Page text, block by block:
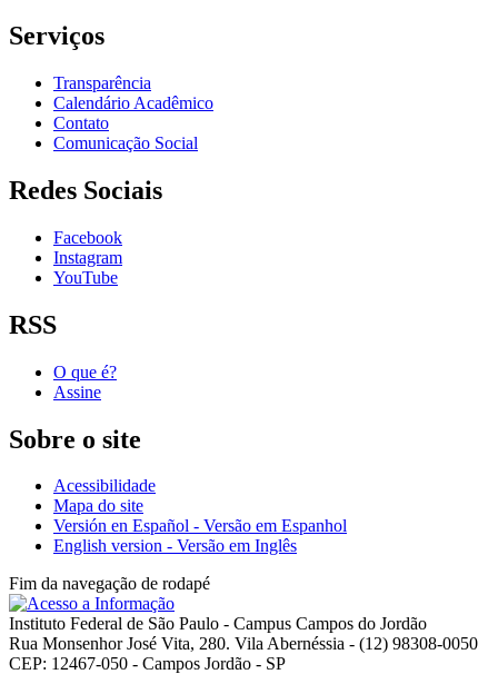
Serviços
Transparência
Calendário Acadêmico
Contato
Comunicação Social
Redes Sociais
Facebook
Instagram
YouTube
RSS
O que é?
Assine
Sobre o site
Acessibilidade
Mapa do site
Versión en Español - Versão em Espanhol
English version - Versão em Inglês
Fim da navegação de rodapé
Instituto Federal de São Paulo - Campus Campos do Jordão
Rua Monsenhor José Vita, 280. Vila Abernéssia - (12) 98308-0050
CEP: 12467-050 - Campos Jordão - SP